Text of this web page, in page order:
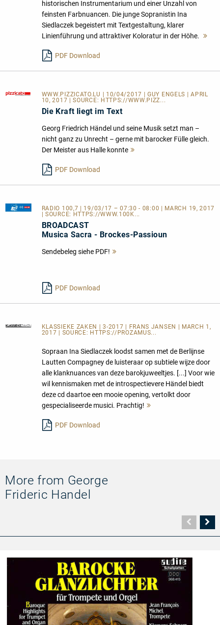
historischen Instrumentarium und einer Unzahl von
feinsten Farbnuancen. Die junge Sopranistin Ina
Siedlaczek begeistert mit Textgestaltung, klarer
Linienführung und attraktiver Koloratur in der Höhe.
PDF Download
WWW.PIZZICATO.LU
| 10/04/2017 | GUY ENGELS | APRIL
10, 2017 | SOURCE: HTTPS://WWW.PIZZ...
Die Kraft liegt im Text
Georg Friedrich Händel und seine Musik setzt man –
nicht ganz zu Unrecht – gerne mit barocker Fülle gleich.
Der Meister aus Halle konnte
PDF Download
RADIO 100,7
| 19/03/17 – 07:30 - 08:00 | MARCH 19, 2017
| SOURCE: HTTPS://WWW.100K...
BROADCAST
Musica Sacra - Brockes-Passioun
Sendebeleg siehe PDF!
PDF Download
KLASSIEKE ZAKEN
| 3-2017 | FRANS JANSEN | MARCH 1,
2017 | SOURCE: HTTPS://PROZAMUS...
Sopraan Ina Siedlaczek loodst samen met de Berlijnse
Lautten Compagney de luisteraar op subtiele wijze door
alle klanknuances van deze barokjuweeltjes. [...] Voor wie
wil kennismaken met de introspectievere Händel biedt
deze cd daartoe een mooie opening, vertolkt door
gespecialiseerde musici. Prachtig!
PDF Download
More from George
Frideric Handel
Seite